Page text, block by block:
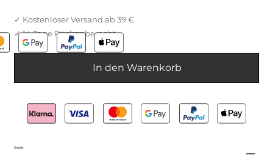
In den Warenkorb
Details